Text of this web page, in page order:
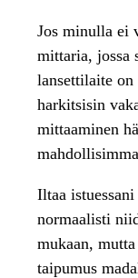
Jos minulla ei
mittaria, jossa
lansettilaite
harkitsisin
mittaaminen
Iltaa
normaalisti
mukaan,
taipumus